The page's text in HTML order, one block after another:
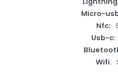
Micro-
Nfc
Usb-c
Wifi